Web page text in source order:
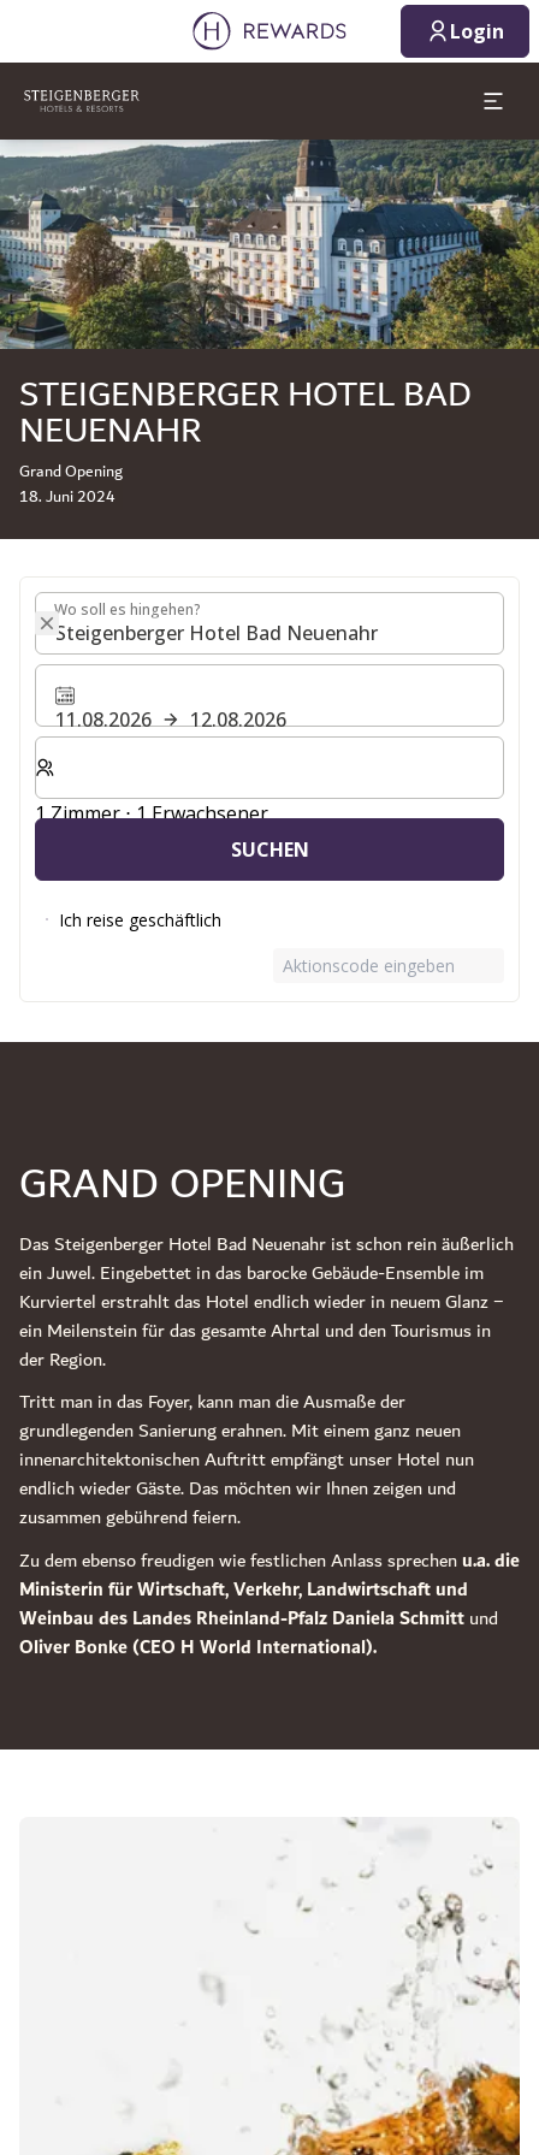
Login
Dia 1 von 1
STEIGENBERGER HOTEL BAD
NEUENAHR
Grand Opening
18. Juni 2024
12.08.2026
1 Zimmer ⋅ 1 Erwachsener
Wo soll es hingehen?
Wo soll es hingehen?
11.08.2026
12.08.2026
Wählen Sie die Anzahl der Zimmer und Gäste für Ihren
1 Zimmer ⋅ 1 Erwachsener
SUCHEN
Ich reise geschäftlich
Aktionscode eingeben
GRAND OPENING
Das Steigenberger Hotel Bad Neuenahr ist schon rein äußerlich
ein Juwel. Eingebettet in das barocke Gebäude-Ensemble im
Kurviertel erstrahlt das Hotel endlich wieder in neuem Glanz ‒
ein Meilenstein für das gesamte Ahrtal und den Tourismus in
der Region.
Tritt man in das Foyer, kann man die Ausmaße der
grundlegenden Sanierung erahnen. Mit einem ganz neuen
innenarchitektonischen Auftritt empfängt unser Hotel nun
endlich wieder Gäste. Das möchten wir Ihnen zeigen und
zusammen gebührend feiern.
Zu dem ebenso freudigen wie festlichen Anlass sprechenu.a. die
Ministerin für Wirtschaft, Verkehr, Landwirtschaft und
Weinbau des Landes Rheinland-Pfalz Daniela Schmittund
Oliver Bonke (CEO H World International).